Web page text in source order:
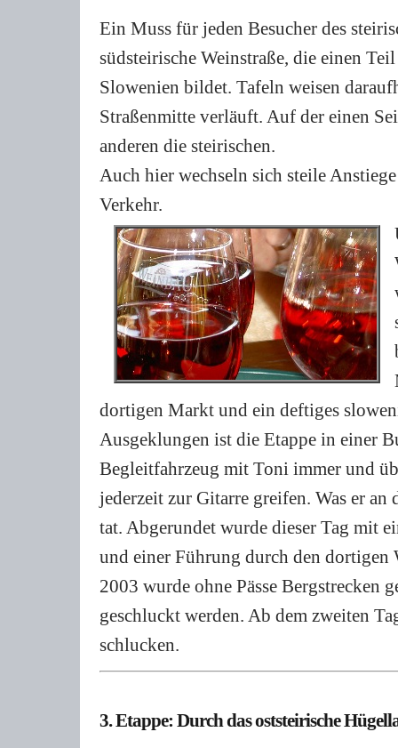
Ein Muss für jeden Besucher des
südsteirische Weinstraße, die einen
Slowenien bildet. Tafeln weisen
Straßenmitte verläuft. Auf der einen
anderen die steirischen.
Auch hier wechseln sich steile
Verkehr.
dortigen Markt und ein deftiges
Ausgeklungen ist die Etappe in einer
Begleitfahrzeug mit Toni immer und
jederzeit zur Gitarre greifen. Was er an
tat. Abgerundet wurde dieser Tag mit
und einer Führung durch den dortigen
2003 wurde ohne Pässe Bergstrecken
geschluckt werden. Ab dem zweiten
schlucken.
3. Etappe: Durch das oststeirische